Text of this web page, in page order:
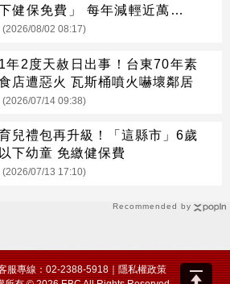
Recommended by
健保免費」 每年減輕近萬元負
擔
(2026/08/02 08:17)
1年2度天赦日出事！台東70年素
店遭惡火 瓦斯桶噴火嚇壞鄰居
(2026/07/14 09:38)
兒禮包再升級！「這縣市」6歲
以下幼童 免繳健保費
(2026/07/13 17:10)
服專線：02-2388-5918｜隱私權政策